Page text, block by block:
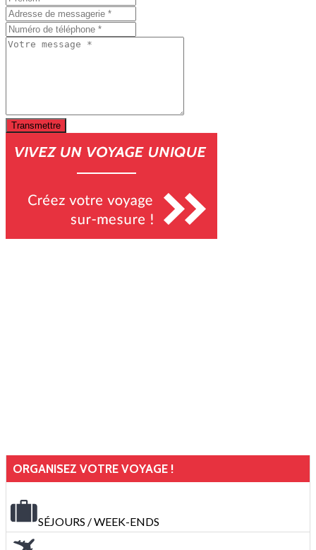
ORGANISEZ VOTRE VOYAGE !
SÉJOURS / WEEK-ENDS